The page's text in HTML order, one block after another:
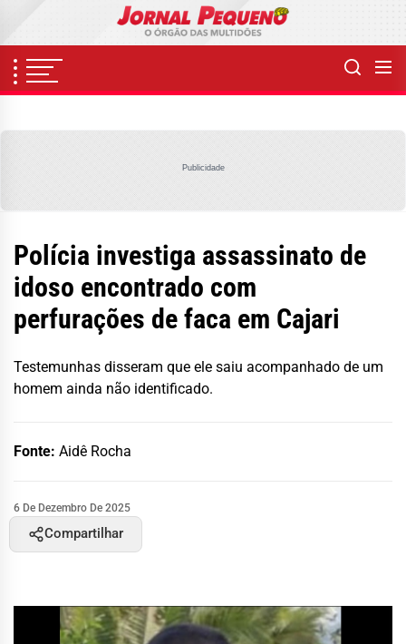
content
Publicidade
Polícia investiga assassinato de
idoso encontrado com
perfurações de faca em Cajari
Testemunhas disseram que ele saiu acompanhado de um
homem ainda não identificado.
Fonte: Aidê Rocha
6 De Dezembro De 2025
Compartilhar